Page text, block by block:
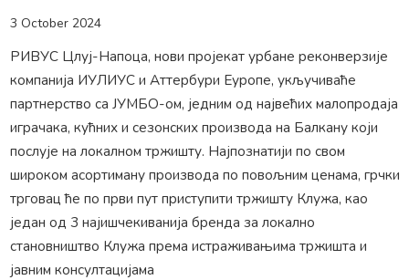
3 October 2024
РИВУС Цлуј-Напоца, нови пројекат урбане реконверзије
компанија ИУЛИУС и Аттербури Еуропе, укључиваће
партнерство са ЈУМБО-ом, једним од највећих малопродаја
играчака, кућних и сезонских производа на Балкану који
послује на локалном тржишту. Најпознатији по свом
широком асортиману производа по повољним ценама, грчки
трговац ће по први пут приступити тржишту Клужа, као
један од 3 најишчекиванија бренда за локално
становништво Клужа према истраживањима тржишта и
јавним консултацијама